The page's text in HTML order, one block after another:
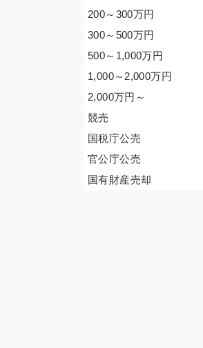
200～300万円
300～500万円
500～1,000万円
1,000～2,000万円
2,000万円 ～
競売
国税庁公売
官公庁公売
国有財産売却